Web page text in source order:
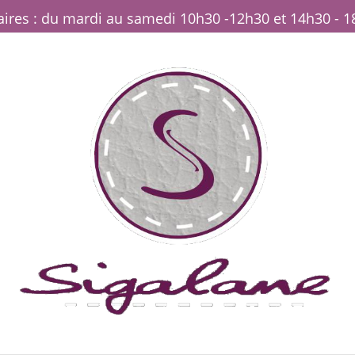
: du mardi au samedi 10h30 -12h30 et 14h30 -